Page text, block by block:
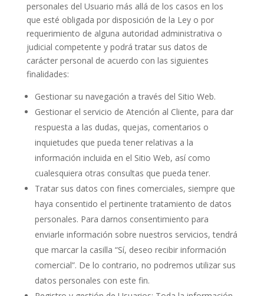
personales del Usuario más allá de los casos en los
que esté obligada por disposición de la Ley o por
requerimiento de alguna autoridad administrativa o
judicial competente y podrá tratar sus datos de
carácter personal de acuerdo con las siguientes
finalidades:
Gestionar su navegación a través del Sitio Web.
Gestionar el servicio de Atención al Cliente, para dar
respuesta a las dudas, quejas, comentarios o
inquietudes que pueda tener relativas a la
información incluida en el Sitio Web, así como
cualesquiera otras consultas que pueda tener.
Tratar sus datos con fines comerciales, siempre que
haya consentido el pertinente tratamiento de datos
personales. Para darnos consentimiento para
enviarle información sobre nuestros servicios, tendrá
que marcar la casilla “Sí, deseo recibir información
comercial”. De lo contrario, no podremos utilizar sus
datos personales con este fin.